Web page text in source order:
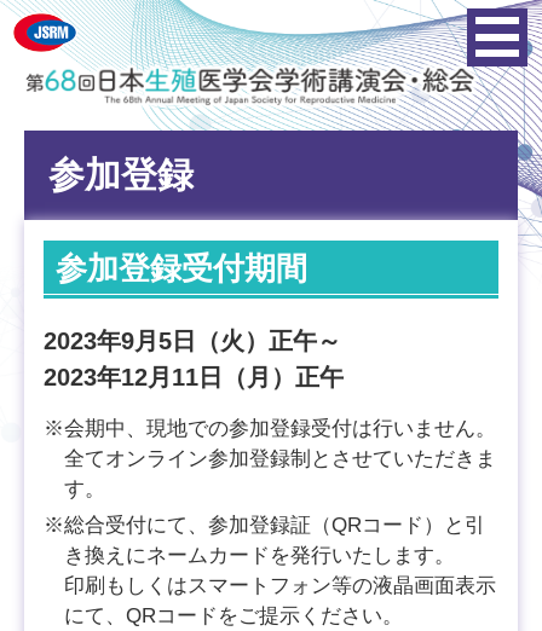
参加登録
参加登録受付期間
2023年9月5日（火）正午～
2023年12月11日（月）正午
※会期中、現地での参加登録受付は行いません。
全てオンライン参加登録制とさせていただきま
す。
※総合受付にて、参加登録証（QRコード）と引
き換えにネームカードを発行いたします。
印刷もしくはスマートフォン等の液晶画面表示
にて、QRコードをご提示ください。